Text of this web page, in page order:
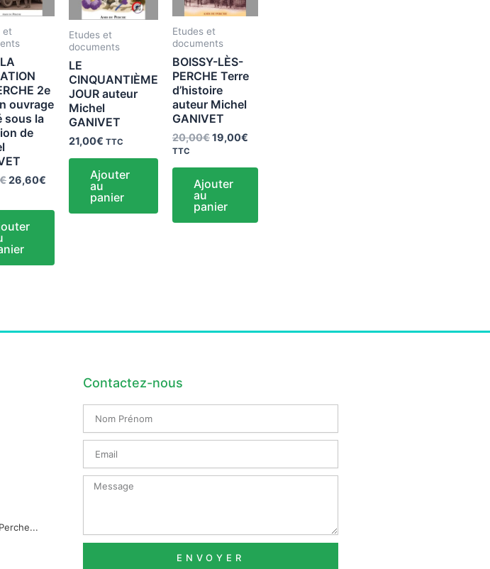
et
2e
ouvrage
sous la
de
€26,60€
Etudes et
documents
LE
CINQUANTIÈME
JOUR auteur
Michel
GANIVET
21,00€ TTC
Ajouter
au
panier
Etudes et
documents
BOISSY-LÈS-
PERCHE Terre
d’histoire
auteur Michel
GANIVET
20,00€19,00€
TTC
Ajouter
au
panier
Contactez-nous
Prénom
Message
ENVOYER